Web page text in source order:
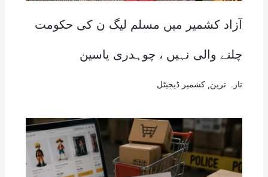
آزاد کشمیر میں مسلم لیگ ن کی حکومت
چلنے والی نہیں ، چوہدری یاسین
تازہ ترین کشمیر ڈیجیٹل